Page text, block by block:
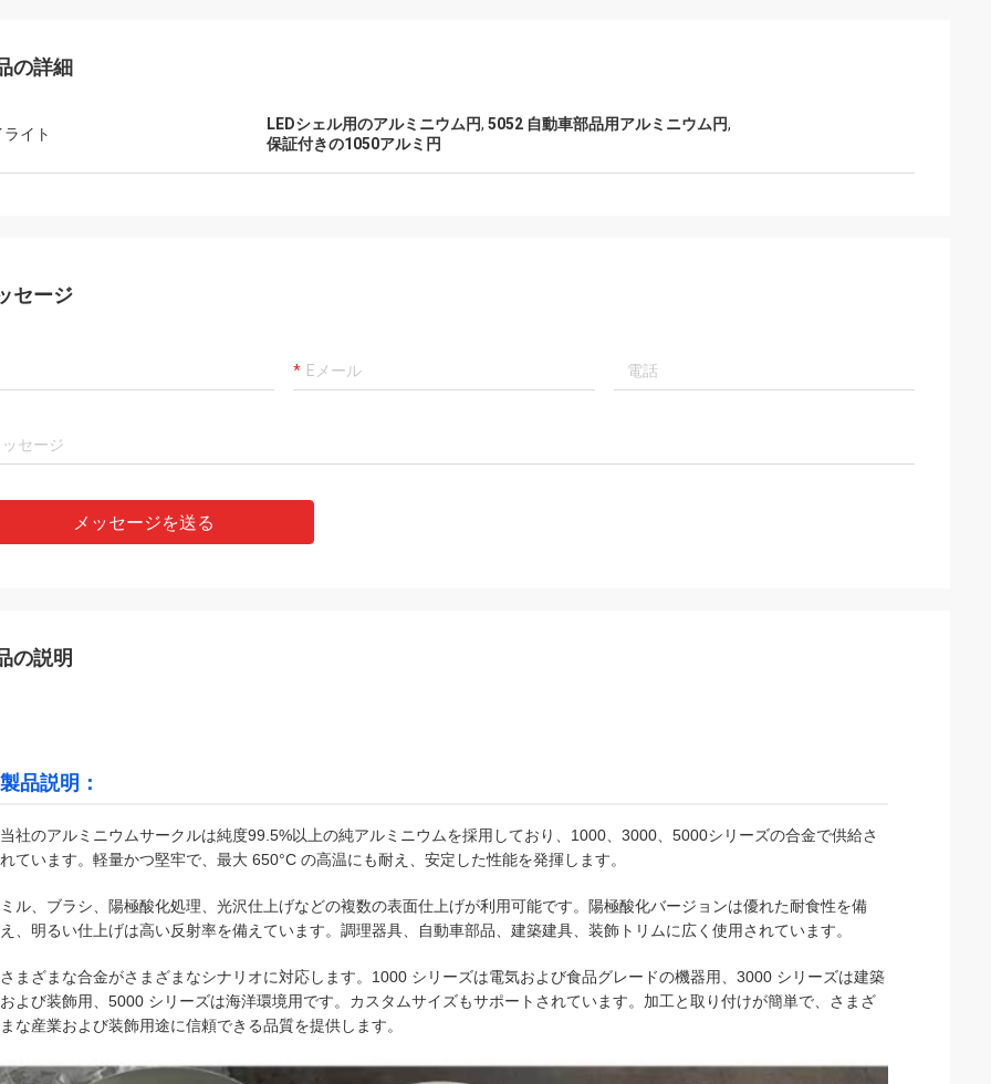
の詳細
イト
LEDシェル用のアルミニウム円, 5052 自動車部品用アルミニウム円,
保証付きの1050アルミ円
セージ
メッセージを送る
の説明
製品説明：
当社のアルミニウムサークルは純度99.5%以上の純アルミニウムを採用しており、1000、3000、5000シリーズの合金で供給さ
れています。軽量かつ堅牢で、最大 650°C の高温にも耐え、安定した性能を発揮します。
ミル、ブラシ、陽極酸化処理、光沢仕上げなどの複数の表面仕上げが利用可能です。陽極酸化バージョンは優れた耐食性を備
え、明るい仕上げは高い反射率を備えています。調理器具、自動車部品、建築建具、装飾トリムに広く使用されています。
さまざまな合金がさまざまなシナリオに対応します。1000 シリーズは電気および食品グレードの機器用、3000 シリーズは建築
および装飾用、5000 シリーズは海洋環境用です。カスタムサイズもサポートされています。加工と取り付けが簡単で、さまざ
まな産業および装飾用途に信頼できる品質を提供します。